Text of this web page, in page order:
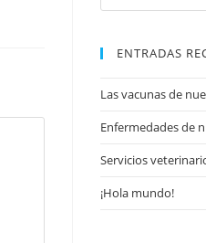
ENTRADAS
Las vacunas de
Enfermedades de
Servicios
¡Hola mundo!